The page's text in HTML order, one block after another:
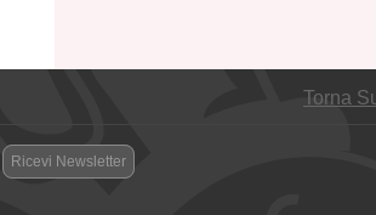
Torna
Ricevi Newsletter